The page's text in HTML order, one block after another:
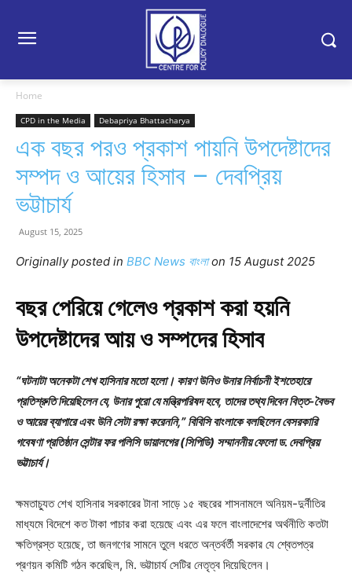
Home
CPD in the Media Debapriya Bhattacharya
এক বছর পরও প্রকাশ পায়নি উপদেষ্টাদের
সম্পদ ও আয়ের হিসাব – দেবপ্রিয়
ভট্টাচার্য
August 15, 2025
Originally posted in BBC News বাংলাon 15 August 2025
বছর পেরিয়ে গেলেও প্রকাশ করা হয়নি
উপদেষ্টাদের আয় ও সম্পদের হিসাব
“ঘটনাটা অনেকটা শেখ হাসিনার মতো হলো। কারণ উনিও উনার নির্বাচনী ইশতেহারে
প্রতিশ্রুতি দিয়েছিলেন যে, উনার পুরো যে মন্ত্রিপরিষদ হবে, তাদের তথ্য দিবেন বিত্ত-বৈভব
ও আয়ের ব্যাপারে এবং উনি সেটা রক্ষা করেননি,” বিবিসি বাংলাকে বলছিলেন বেসরকারি
গবেষণা প্রতিষ্ঠান সেন্টার ফর পলিসি ডায়ালগের (সিপিডি) সম্মাননীয় ফেলো ড. দেবপ্রিয়
ভট্টাচার্য।
ক্ষমতাচ্যুত শেখ হাসিনার সরকারের টানা সাড়ে ১৫ বছরের শাসনামলে অনিয়ম-দুর্নীতির
মাধ্যমে বিদেশে কত টাকা পাচার করা হয়েছে এবং এর ফলে বাংলাদেশের অর্থনীতি কতটা
ক্ষতিগ্রস্ত হয়েছে, তা জনগণের সামনে তুলে ধরতে অন্তর্বর্তী সরকার যে শ্বেতপত্র
প্রণয়ন কমিটি গঠন করেছিল, মি. ভট্টাচার্য সেটির নেতৃত্ব দিয়েছিলেন।